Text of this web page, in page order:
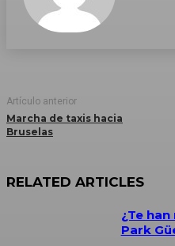
Artículo anterior
Marcha de taxis hacia
Bruselas
RELATED ARTICLES
¿Te
Park